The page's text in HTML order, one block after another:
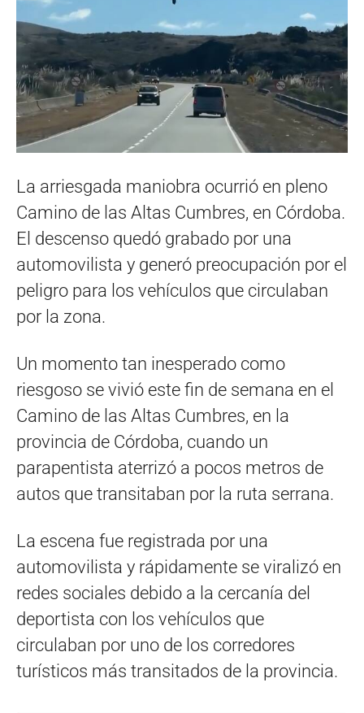
La arriesgada maniobra ocurrió en pleno
Camino de las Altas Cumbres, en Córdoba.
El descenso quedó grabado por una
automovilista y generó preocupación por el
peligro para los vehículos que circulaban
por la zona.
Un momento tan inesperado como
riesgoso se vivió este fin de semana en el
Camino de las Altas Cumbres, en la
provincia de Córdoba, cuando un
parapentista aterrizó a pocos metros de
autos que transitaban por la ruta serrana.
La escena fue registrada por una
automovilista y rápidamente se viralizó en
redes sociales debido a la cercanía del
deportista con los vehículos que
circulaban por uno de los corredores
turísticos más transitados de la provincia.